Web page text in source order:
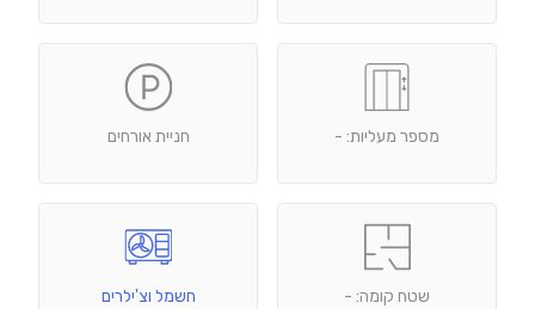
מספר מעליות: - חניית אורחים
שטח קומה: - חשמל וצ'ילרים